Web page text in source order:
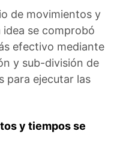
de movimientos y
se comprobó
efectivo mediante
y sub-división de
para ejecutar las
y tiempos se